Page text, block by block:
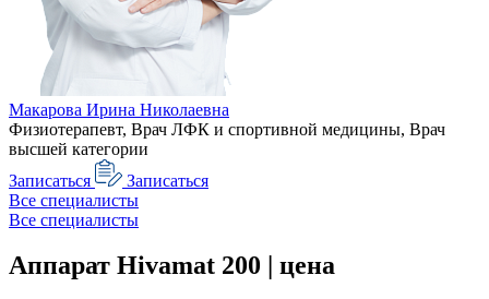
Макарова Ирина Николаевна
Физиотерапевт, Врач ЛФК и спортивной медицины, Врач
высшей категории
Записаться
Записаться
Все специалисты
Все специалисты
Аппарат Hivamat 200 | цена